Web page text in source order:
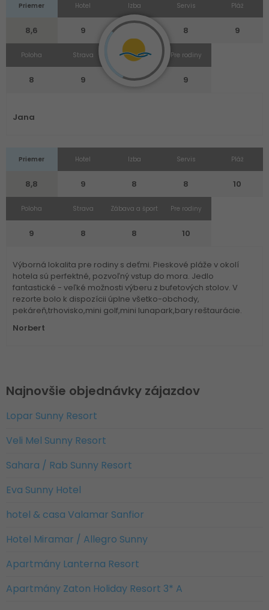
Priemer
8,6
Hotel
9
Izba Servis
8
Pláž
9
Poloha
8
Strava
9
Zábava a šport
8
Pre rodiny
9
Jana
Priemer
8,8
Hotel
9
Izba
8
Servis
8
Pláž
10
Poloha
9
Strava
8
Zábava a šport
8
Pre rodiny
10
Výborná lokalita pre rodiny s deťmi. Pieskové pláže v okolí
hotela sú perfektné, pozvoľný vstup do mora. Jedlo
fantastické - veľké možnosti výberu z bufetových stolov. V
rezorte bolo k dispozícii úplne všetko-obchody,
pekáreň,trhovisko,mini golf,mini lunapark,bary reštaurácie.
Norbert
Najnovšie objednávky zájazdov
Lopar Sunny Resort
Veli Mel Sunny Resort
Sahara / Rab Sunny Resort
Eva Sunny Hotel
hotel & casa Valamar Sanfior
Hotel Miramar / Allegro Sunny
Apartmány Lanterna Resort
Apartmány Zaton Holiday Resort 3* A